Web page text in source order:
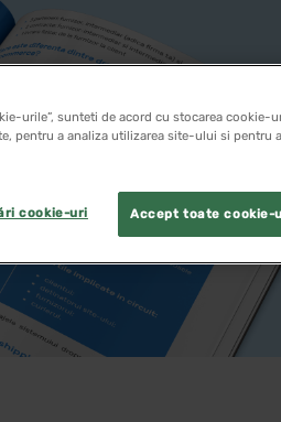
urile”, sunteti de acord cu stocarea cookie-
pentru a analiza utilizarea site-ului si pentru
Accept toate cookie-
cookie-uri